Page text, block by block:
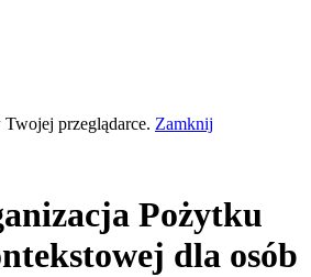
Twojej przeglądarce. Zamknij
Pożytku
dla osób